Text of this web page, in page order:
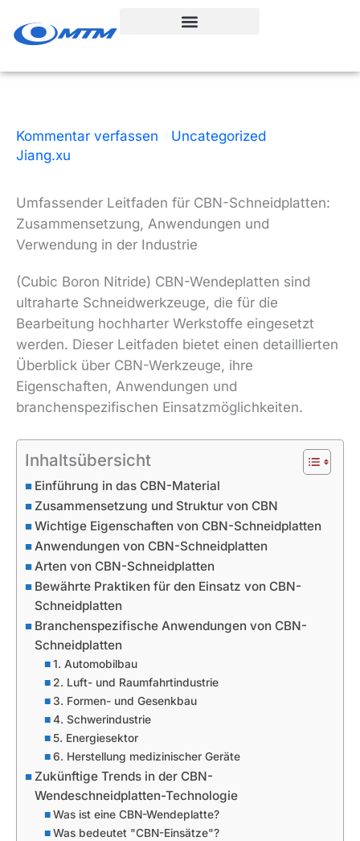
Inhalt
Kommentar verfassen Uncategorized
Jiang.xu
Umfassender Leitfaden für CBN-Schneidplatten:
Zusammensetzung, Anwendungen und
Verwendung in der Industrie
(Cubic Boron Nitride) CBN-Wendeplatten sind
ultraharte Schneidwerkzeuge, die für die
Bearbeitung hochharter Werkstoffe eingesetzt
werden. Dieser Leitfaden bietet einen detaillierten
Überblick über CBN-Werkzeuge, ihre
Eigenschaften, Anwendungen und
branchenspezifischen Einsatzmöglichkeiten.
Inhaltsübersicht
Einführung in das CBN-Material
Zusammensetzung und Struktur von CBN
Wichtige Eigenschaften von CBN-Schneidplatten
Anwendungen von CBN-Schneidplatten
Arten von CBN-Schneidplatten
Bewährte Praktiken für den Einsatz von CBN-
Schneidplatten
Branchenspezifische Anwendungen von CBN-
Schneidplatten
1. Automobilbau
2. Luft- und Raumfahrtindustrie
3. Formen- und Gesenkbau
4. Schwerindustrie
5. Energiesektor
6. Herstellung medizinischer Geräte
Zukünftige Trends in der CBN-
Wendeschneidplatten-Technologie
Was ist eine CBN-Wendeplatte?
Was bedeutet "CBN-Einsätze"?